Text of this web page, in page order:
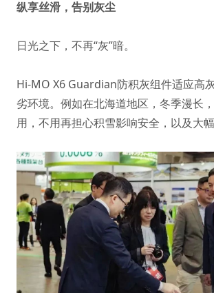
纵享丝滑，告别灰尘
日光之下，不再“灰”暗。
Hi-MO X6 Guardian防积灰组件适应高
劣环境。例如在北海道地区，冬季漫长
用，不用再担心积雪影响安全，以及大幅